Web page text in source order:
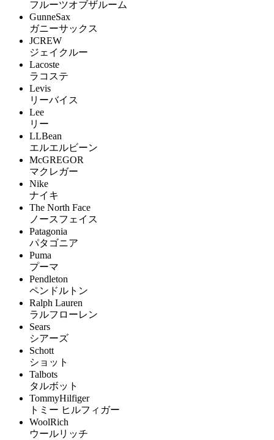
フルーツオブザルーム
GunneSax
ガニーサックス
JCREW
ジェイクルー
Lacoste
ラコステ
Levis
リーバイス
Lee
リー
LLBean
エルエルビーン
McGREGOR
マクレガー
Nike
ナイキ
The North Face
ノースフェイス
Patagonia
パタゴニア
Puma
プーマ
Pendleton
ペンドルトン
Ralph Lauren
ラルフローレン
Sears
シアーズ
Schott
ショット
Talbots
タルボット
TommyHilfiger
トミー ヒルフィガー
WoolRich
ウールリッチ